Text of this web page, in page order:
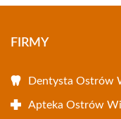
FIRMY
Dentysta Ostrów
Apteka Ostrów